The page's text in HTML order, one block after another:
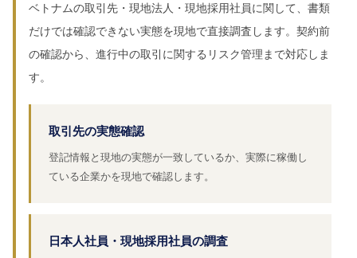
ベトナムの取引先・現地法人・現地採用社員に関して、書類
だけでは確認できない実態を現地で直接調査します。契約前
の確認から、進行中の取引に関するリスク管理まで対応しま
す。
取引先の実態確認
登記情報と現地の実態が一致しているか、実際に稼働し
ている企業かを現地で確認します。
日本人社員・現地採用社員の調査